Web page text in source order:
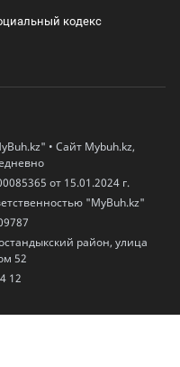
кодекс
• Сайт Mybuh.kz,
от 15.01.2024 г.
"MyBuh.kz"
район, улица
52
12